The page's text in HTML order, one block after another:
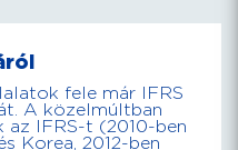
fele már IFRS
A közelmúltban
az IFRS-t (2010-ben
Korea, 2012-ben